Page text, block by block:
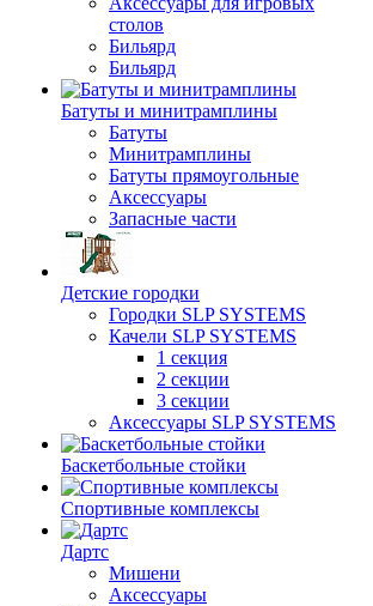
столов
Бильяpд
Бильяpд
Батуты и минитрамплины
Батуты
Минитрамплины
Батуты прямоугольные
Аксессуары
Запасные части
Детские городки
Городки SLP SYSTEMS
Качели SLP SYSTEMS
1 секция
2 секции
3 секции
Аксессуары SLP SYSTEMS
Баскетбольные стойки
Спортивные комплексы
Дартс
Мишени
Аксессуары